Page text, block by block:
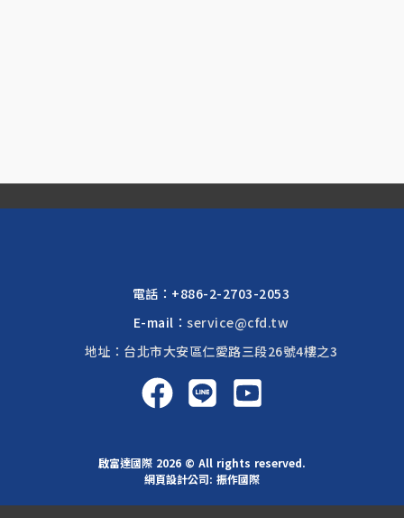
電話： +886-2-2703-2053
E-mail：service@cfd.tw
地址：台北市大安區仁愛路三段26號4樓之3
啟富達國際 2026 © All rights reserved.
網頁設計公司: 振作國際